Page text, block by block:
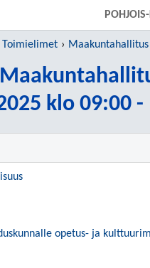
SIIRRY SUORAAN
Toimielimet Maakuntahallitus
klo 09:00
opetus- ja